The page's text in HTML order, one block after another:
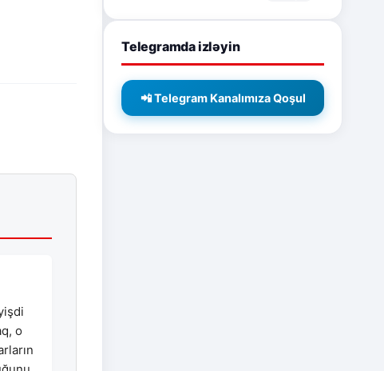
o
Telegramda izləyin
📲 Telegram Kanalımıza Qoşul